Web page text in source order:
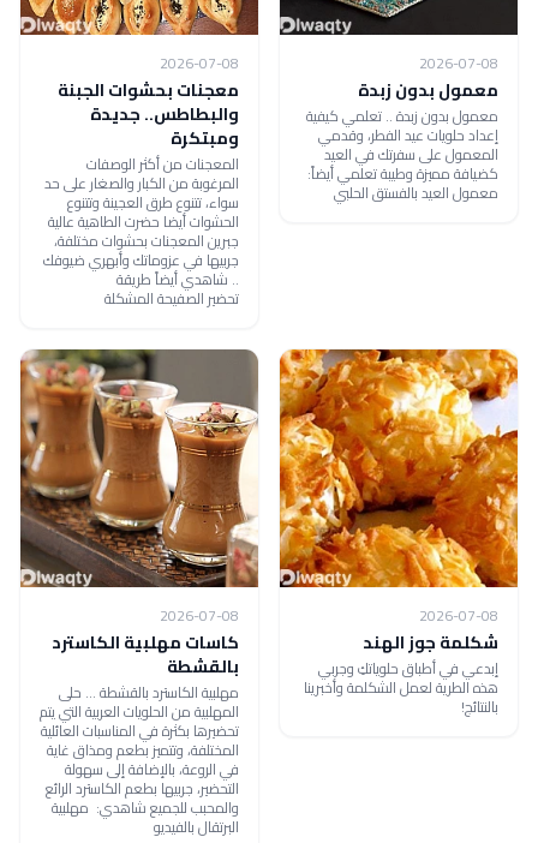
2026-07-08
معمول بدون زبدة
معمول بدون زبدة .. تعلمي كيفية
إعداد حلويات عيد الفطر، وقدمي
المعمول على سفرتك في العيد
كضيافة مميزة وطيبة تعلمي أيضاً:
معمول العيد بالفستق الحلبي
2026-07-08
معجنات بحشوات الجبنة
والبطاطس.. جديدة
ومبتكرة
المعجنات من أكثر الوصفات
المرغوبة من الكبار والصغار على حد
سواء، تتنوع طرق العجينة وتتنوع
الحشوات أيضا حضرت الطاهية عالية
جبرين المعجنات بحشوات مختلفة،
جربيها في عزوماتك وأبهري ضيوفك
.. شاهدي أيضاً طريقة
تحضير الصفيحة المشكلة
2026-07-08
شكلمة جوز الهند
إبدعي في أطباق حلوياتكِ وجربي
هذه الطرية لعمل الشكلمة وأخبرينا
بالنتائج!
2026-07-08
كاسات مهلبية الكاسترد
بالقشطة
مهلبية الكاسترد بالقشطة ... حلى
المهلبية من الحلويات العربية التي يتم
تحضيرها بكثرة في المناسبات العائلية
المختلفة، وتتميز بطعم ومذاق غاية
في الروعة، بالإضافة إلى سهولة
التحضير، جربيها بطعم الكاسترد الرائع
والمحبب للجميع شاهدي: مهلبية
البرتقال بالفيديو